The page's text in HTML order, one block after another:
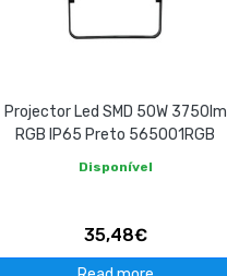
Projector Led SMD 50W 3750lm
RGB IP65 Preto 565001RGB
Disponível
35,48€